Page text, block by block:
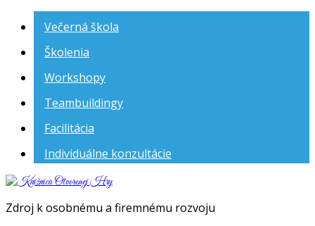
Večerná škola
Školenia
Workshopy
Teambuildingy
Facilitácia
Individuálne konzultácie
Knižnica
Hry
Zdroj k osobnému a firemnému rozvoju